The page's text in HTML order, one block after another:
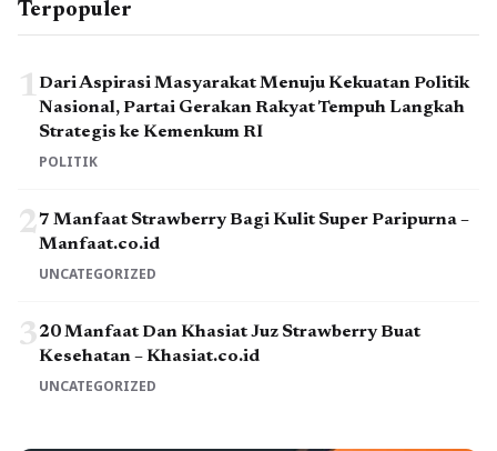
Terpopuler
1 Dari Aspirasi Masyarakat Menuju Kekuatan Politik
Nasional, Partai Gerakan Rakyat Tempuh Langkah
Strategis ke Kemenkum RI
POLITIK
27 Manfaat Strawberry Bagi Kulit Super Paripurna –
Manfaat.co.id
UNCATEGORIZED
320 Manfaat Dan Khasiat Juz Strawberry Buat
Kesehatan – Khasiat.co.id
UNCATEGORIZED